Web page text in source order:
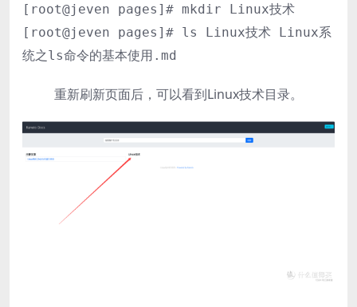
[root@jeven pages]# mkdir Linux技术
[root@jeven pages]# ls Linux技术 Linux系
统之ls命令的基本使用.md
重新刷新页面后，可以看到Linux技术目录。